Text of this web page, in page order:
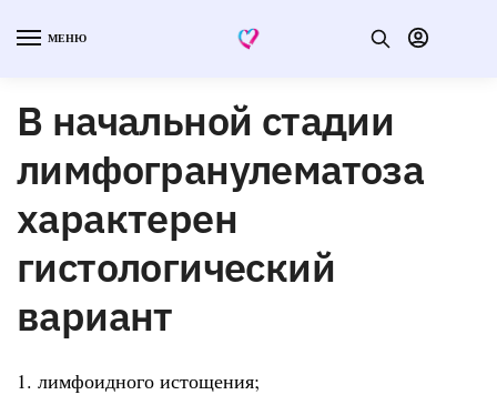
МЕНЮ
В начальной стадии
лимфогранулематоза
характерен
гистологический
вариант
1. лимфоидного истощения;